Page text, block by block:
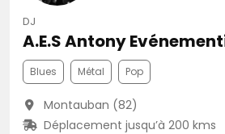
DJ
A.E.S Antony
Blues Métal Pop
Montauban (82)
Déplacement jusqu’à 200 kms